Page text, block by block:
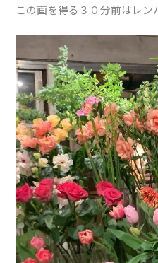
この画を得る３０分前はレン